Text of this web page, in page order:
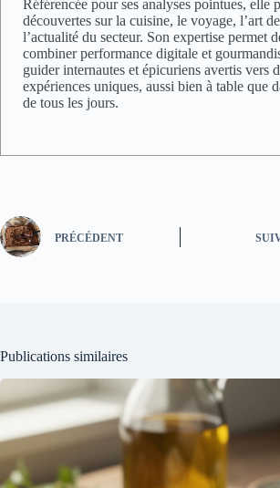
Référencée pour ses analyses pointues, elle
découvertes sur la cuisine, le voyage, l’art
l’actualité du secteur. Son expertise permet
combiner performance digitale et
guider internautes et épicuriens avertis vers
expériences uniques, aussi bien à table que
de tous les jours.
PRÉCÉDENT
Publications similaires